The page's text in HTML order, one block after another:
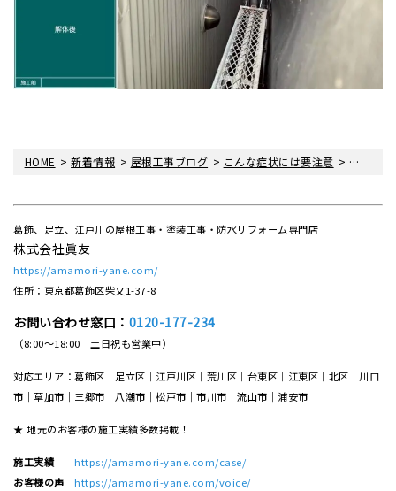
HOME >新着情報 > 屋根工事ブログ > こんな症状には要注意 > 〈雨漏
葛飾、足立、江戸川の屋根工事・塗装工事・防水リフォーム専門店
株式会社眞友
https://amamori-yane.com/
住所：東京都葛飾区柴又1-37-8
お問い合わせ窓口： 0120-177-234
（8:00～18:00 土日祝も営業中）
対応エリア：葛飾区｜足立区｜江戸川区｜荒川区｜台東区｜江東区｜北区｜川口
市｜草加市｜三郷市｜八潮市｜松⼾市｜市川市｜流⼭市｜浦安市
★ 地元のお客様の施工実績多数掲載！
施工実績
https://amamori-yane.com/case/
お客様の声
https://amamori-yane.com/voice/